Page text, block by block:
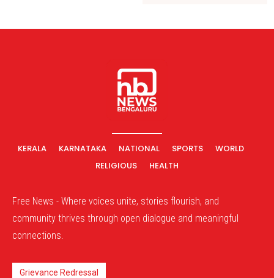
KERALA KARNATAKA NATIONAL SPORTS
WORLD
RELIGIOUS
HEALTH
Free News - Where voices unite, stories flourish, and
community thrives through open dialogue and meaningful
connections.
Grievance Redressal